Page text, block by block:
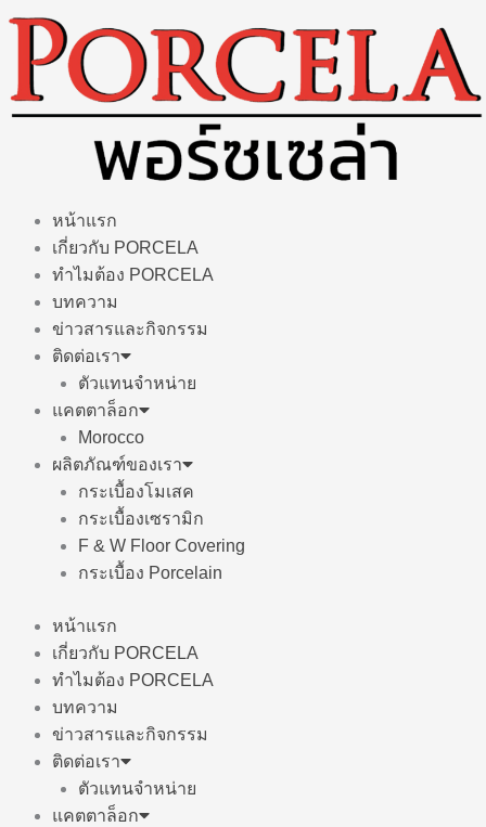
content
หน้าแรก
เกี่ยวกับ PORCELA
ทำไมต้อง PORCELA
บทความ
ข่าวสารและกิจกรรม
ติดต่อเรา
ตัวแทนจำหน่าย
แคตตาล็อก
Morocco
ผลิตภัณฑ์ของเรา
กระเบื้องโมเสค
กระเบื้องเซรามิก
F & W Floor Covering
กระเบื้อง Porcelain
หน้าแรก
เกี่ยวกับ PORCELA
ทำไมต้อง PORCELA
บทความ
ข่าวสารและกิจกรรม
ติดต่อเรา
ตัวแทนจำหน่าย
แคตตาล็อก